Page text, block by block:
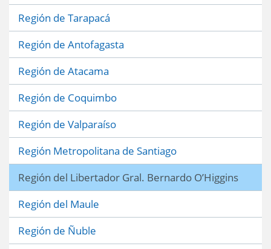
Región de Tarapacá
Región de Antofagasta
Región de Atacama
Región de Coquimbo
Región de Valparaíso
Región Metropolitana de Santiago
Región del Libertador Gral. Bernardo O’Higgins
Región del Maule
Región de Ñuble